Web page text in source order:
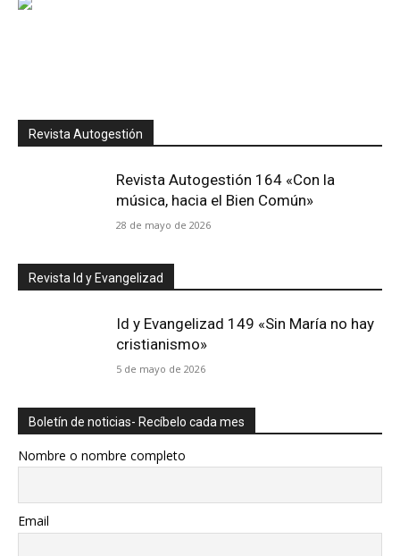
Revista Autogestión
Revista Autogestión 164 «Con la
música, hacia el Bien Común»
28 de mayo de 2026
Revista Id y Evangelizad
Id y Evangelizad 149 «Sin María no hay
cristianismo»
5 de mayo de 2026
Boletín de noticias- Recíbelo cada mes
Nombre o nombre completo
Email